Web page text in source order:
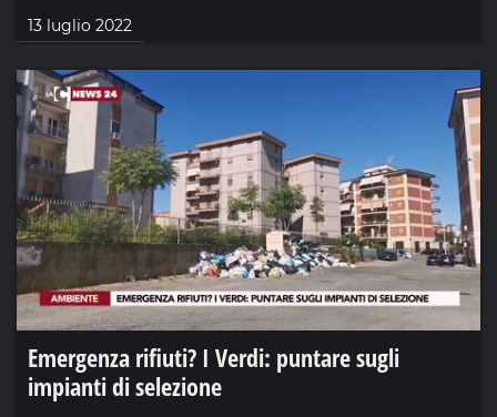
13 luglio 2022
Emergenza rifiuti? I Verdi: puntare sugli
impianti di selezione